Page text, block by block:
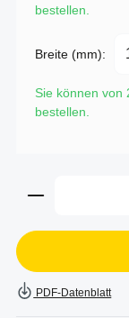
bestellen.
Breite (mm):
Sie können von
bestellen.
Produkt
PDF-Datenblatt